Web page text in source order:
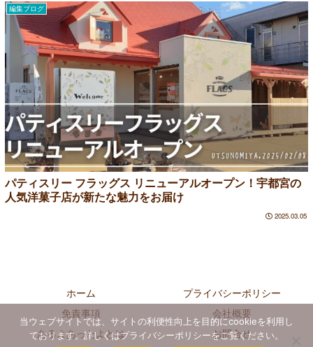
編集ブログ
パティスリー フラッグス リニューアルオープン！宇都宮の
人気洋菓子店が新たな魅力をお届け
2025.03.05
ホーム
プライバシーポリシー
免責事項
会社概要
あるよあったよとは
お問合せ
当ウェブサイトでは、サイトの利便性向上を目的にcookieを利用し
ております。詳しくはプライバシーポリシーをご覧ください。